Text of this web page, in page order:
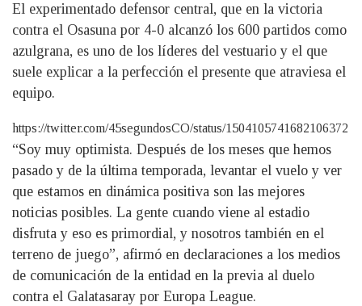
El experimentado defensor central, que en la victoria
contra el Osasuna por 4-0 alcanzó los 600 partidos como
azulgrana, es uno de los líderes del vestuario y el que
suele explicar a la perfección el presente que atraviesa el
equipo.
https://twitter.com/45segundosCO/status/1504105741682106372
“Soy muy optimista. Después de los meses que hemos
pasado y de la última temporada, levantar el vuelo y ver
que estamos en dinámica positiva son las mejores
noticias posibles. La gente cuando viene al estadio
disfruta y eso es primordial, y nosotros también en el
terreno de juego”, afirmó en declaraciones a los medios
de comunicación de la entidad en la previa al duelo
contra el Galatasaray por Europa League.